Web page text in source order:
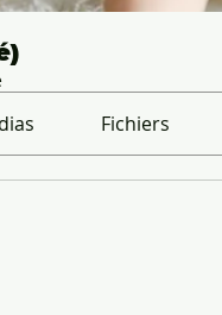
Fichiers